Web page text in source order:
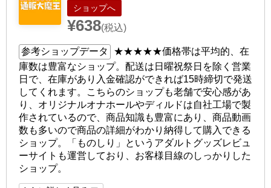
ショップへ
¥638(税込)
参考ショップデータ ★★★★★価格帯は平均的、在
庫数は豊富なショップ。配送は日曜祝祭日を除く営業
日で、在庫があり入金確認ができれば15時締切で発送
してくれます。こちらのショップも老舗で安心感があ
り、オリジナルオナホールやディルドは自社工場で製
作されているので、商品知識も豊富にあり、商品動画
数も多いので商品の詳細がわかり納得して購入できる
ショップ。「ものしり」というアダルトグッズレビュ
ーサイトも運営しており、お客様目線のしっかりした
ショップ。